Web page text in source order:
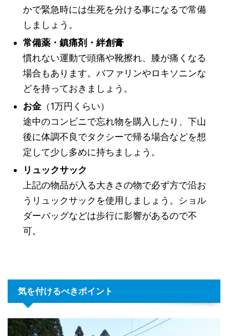
かで緊急時には生死を分ける事になるで常備
しましょう。
常備薬・鎮痛剤・絆創膏
慣れない運動で頭痛や靴擦れ、膝が痛くなる
場合もあります。バファリンやロキソニンな
どを持っておきましょう。
お金（1万円くらい）
途中のコンビニで忘れ物を購入したり、下山
後に体調不良でタクシーで帰る場合などを想
定して少し多めに持ちましょう。
リュックサック
上記の物品が入る大きさの物で必ず方で沿お
うリュックサックを使用しましょう。ショル
ダーバッグなどは歩行に影響があるので不
可。
気を付けるべきポイント